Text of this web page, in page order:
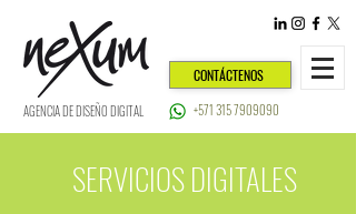
CONTÁCTENOS
AGENCIA DE DISEÑO DIGITAL +571 315 7909090
SERVICIOS DIGITALES